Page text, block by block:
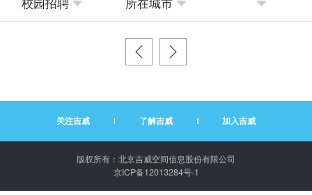
关注吉威 了解吉威 加入吉威
版权所有：北京吉威空间信息股份有限公司
京ICP备12013284号-1